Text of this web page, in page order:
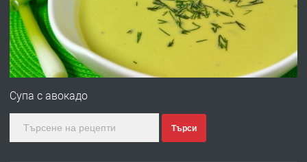
ПРЕДЛАГА
№4120 Магазин/Офис под наем в кв.
Супа с авокадо
Търси